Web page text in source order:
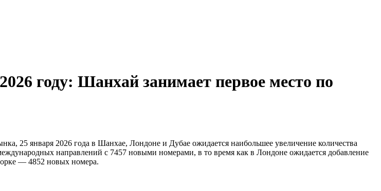
году: Шанхай занимает первое место по
25 января 2026 года в Шанхае, Лондоне и Дубае ожидается наибольшее увеличение количества
направлений с 7457 новыми номерами, в то время как в Лондоне ожидается добавление
— 4852 новых номера.